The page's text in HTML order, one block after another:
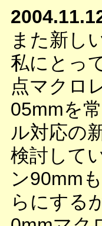
また新し
私にとっ
点マクロ
05mmを
ル対応の
検討して
ン90mm
らにする